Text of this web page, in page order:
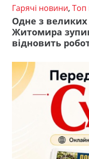
Гарячі новини, Топ
Одне з великих
Житомира
відновить